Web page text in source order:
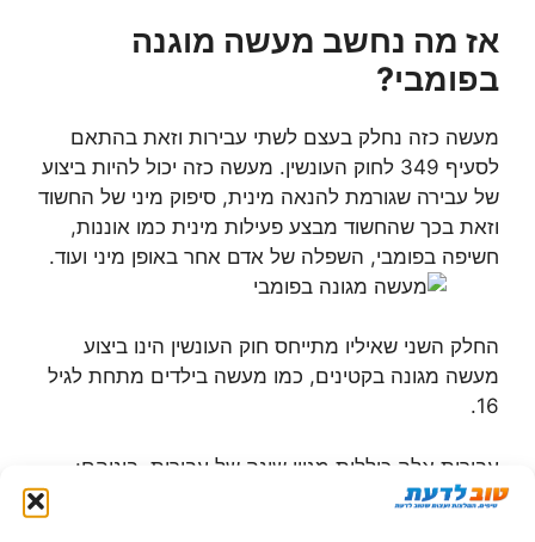
אז מה נחשב מעשה מוגנה
בפומבי?
מעשה כזה נחלק בעצם לשתי עבירות וזאת בהתאם
לסעיף 349 לחוק העונשין. מעשה כזה יכול להיות ביצוע
של עבירה שגורמת להנאה מינית, סיפוק מיני של החשוד
וזאת בכך שהחשוד מבצע פעילות מינית כמו אוננות,
חשיפה בפומבי, השפלה של אדם אחר באופן מיני ועוד.
החלק השני שאיליו מתייחס חוק העונשין הינו ביצוע
מעשה מגונה בקטינים, כמו מעשה בילדים מתחת לגיל
16.
עבירות אלה כוללות מגוון שונה של עבירות, ביניהם:
התערטלות בפומבי, אמירות מיניות, תנועות מגונות,